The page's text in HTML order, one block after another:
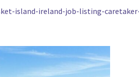
island-ireland-job-listing-